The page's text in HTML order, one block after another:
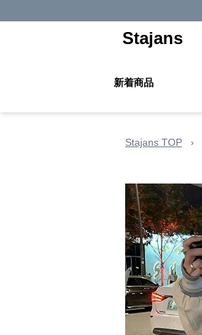
Stajans
新着商品
Stajans TOP ›